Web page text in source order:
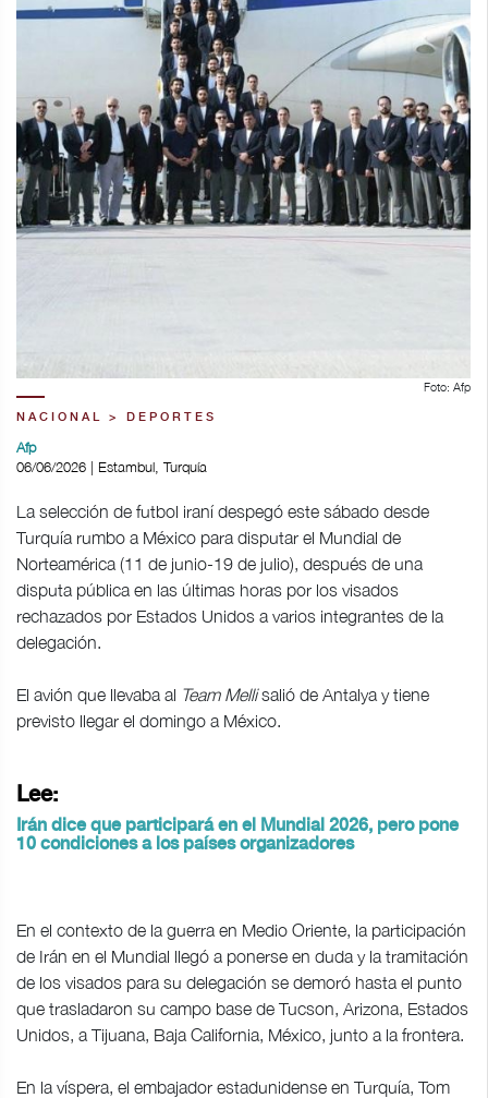
Foto: Afp
NACIONAL > DEPORTES
Afp
06/06/2026 | Estambul, Turquía
La selección de futbol iraní despegó este sábado desde
Turquía rumbo a México para disputar el Mundial de
Norteamérica (11 de junio-19 de julio), después de una
disputa pública en las últimas horas por los visados
rechazados por Estados Unidos a varios integrantes de la
delegación.
El avión que llevaba al Team Mellisalió de Antalya y tiene
previsto llegar el domingo a México.
Lee:
Irán dice que participará en el Mundial 2026, pero pone
10 condiciones a los países organizadores
En el contexto de la guerra en Medio Oriente, la participación
de Irán en el Mundial llegó a ponerse en duda y la tramitación
de los visados para su delegación se demoró hasta el punto
que trasladaron su campo base de Tucson, Arizona, Estados
Unidos, a Tijuana, Baja California, México, junto a la frontera.
En la víspera, el embajador estadunidense en Turquía, Tom